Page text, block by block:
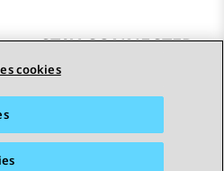
STAY CONNECTED
© 2026 Avaya LLC
cookies